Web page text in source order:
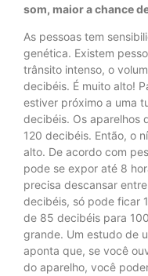
som, maior a chance
As pessoas tem
genética. Existem
trânsito intenso, o
decibéis. É muito alto!
estiver próximo a uma
decibéis. Os aparelhos
120 decibéis. Então, o
alto. De acordo com
pode se expor até 8
precisa descansar
decibéis, só pode ficar
de 85 decibéis para
grande. Um estudo de
aponta que, se você
do aparelho, você